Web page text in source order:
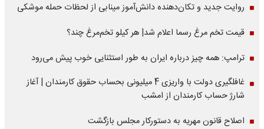
روایت جدید و تکان‌دهنده دانش‌آموز مینابی از لحظات حمله موشکی
قیمت تخم مرغ رسما اعلام شد| هر کیلو تخم‌مرغ چند؟
ترامپ: همه چیز درباره ایران به طور استثنایی خوب پیش می‌رود
غافلگیری دولت با واریزی 4 میلیونی بحساب حقوق کارمندان | آغاز
شارژ حساب کارمندان از امشب
اصلاح قانون مهریه به دستورکار مجلس بازگشت